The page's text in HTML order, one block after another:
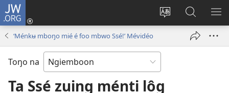
JW.ORG
Lé
chouŋé
Konnexion
(opens
Lôg
fa’
wé
‘Ménkʉ mboŋo mié é foo mbwo Ssé!’ Mévidéo
Toŋo na
Ta Ssé zuing ménti lôg